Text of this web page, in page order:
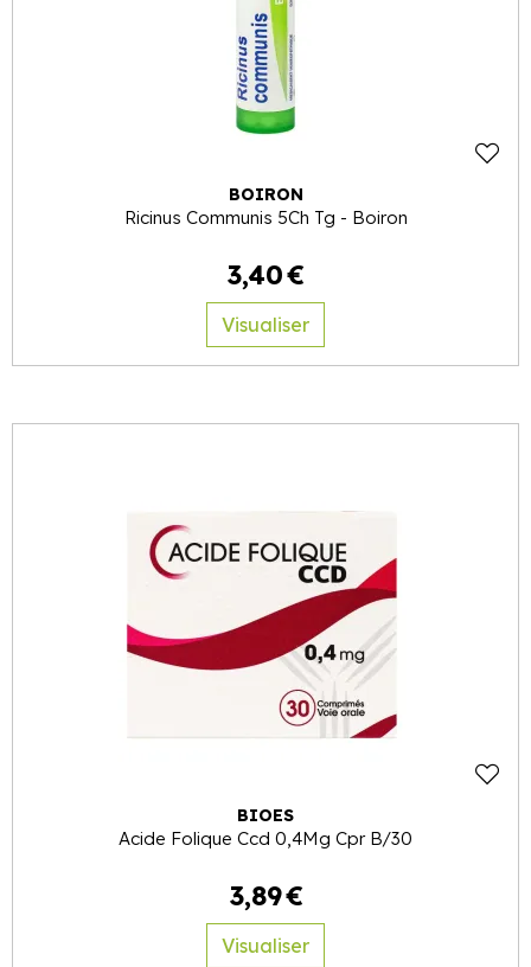
BOIRON
Ricinus Communis 5Ch Tg - Boiron
3,40€
Visualiser
BIOES
Acide Folique Ccd 0,4Mg Cpr B/30
3,89€
Visualiser